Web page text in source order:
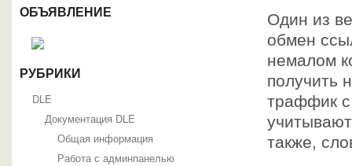
ОБЪЯВЛЕНИЕ
РУБРИКИ
DLE
Документация DLE
Общая информация
Работа с админпанелью
Один из
обмен
немалом
получить
траффик
также,